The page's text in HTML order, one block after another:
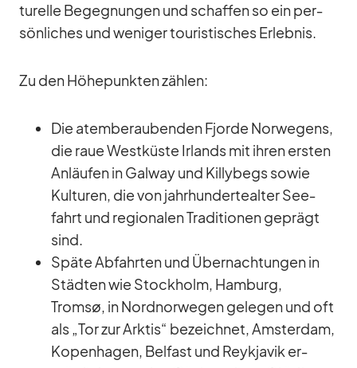
tu­relle Be­geg­nun­gen und schaf­fen so ein per­
sön­li­ches und we­ni­ger tou­ris­ti­sches Er­leb­nis.
Zu den Hö­he­punk­ten zäh­len:
Die atem­be­rau­ben­den Fjorde Nor­we­gens,
die raue West­küste Ir­lands mit ih­ren ers­ten
An­läu­fen in Gal­way und Kil­ly­begs so­wie
Kul­tu­ren, die von jahr­hun­der­te­al­ter See­
fahrt und re­gio­na­len Tra­di­tio­nen ge­prägt
sind.
Späte Ab­fahr­ten und Über­nach­tun­gen in
Städ­ten wie Stock­holm, Ham­burg,
Tromsø, in Nord­nor­we­gen ge­le­gen und oft
als „Tor zur Ark­tis“ be­zeich­net, Ams­ter­dam,
Ko­pen­ha­gen, Bel­fast und Reykja­vik er­